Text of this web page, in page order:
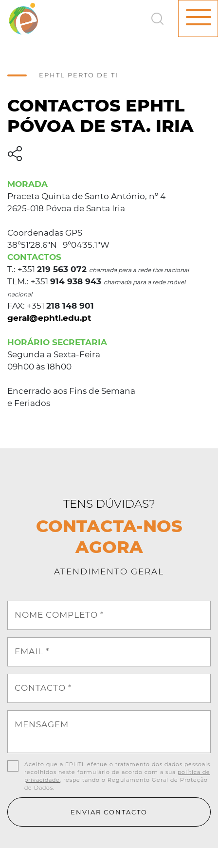
EPHTL PERTO DE TI
CONTACTOS EPHTL
PÓVOA DE STA. IRIA
MORADA
Praceta Quinta de Santo António, nº 4
2625-018 Póvoa de Santa Iria
Coordenadas GPS
38°51'28.6"N 9°04'35.1"W
CONTACTOS
T.: +351 219 563 072 chamada para a rede fixa nacional
TLM.: +351 914 938 943 chamada para a rede móvel
nacional
FAX: +351 218 148 901
geral@ephtl.edu.pt
HORÁRIO SECRETARIA
Segunda a Sexta-Feira
09h00 às 18h00
Encerrado aos Fins de Semana
e Feriados
TENS DÚVIDAS?
CONTACTA-NOS
AGORA
ATENDIMENTO GERAL
NOME COMPLETO *
EMAIL *
CONTACTO *
MENSAGEM
Aceito que a EPHTL efetue o tratamento dos dados pessoais
recolhidos neste formulário de acordo com a sua política de
privacidade , respeitando o Regulamento Geral de Proteção
de Dados.
ENVIAR CONTACTO